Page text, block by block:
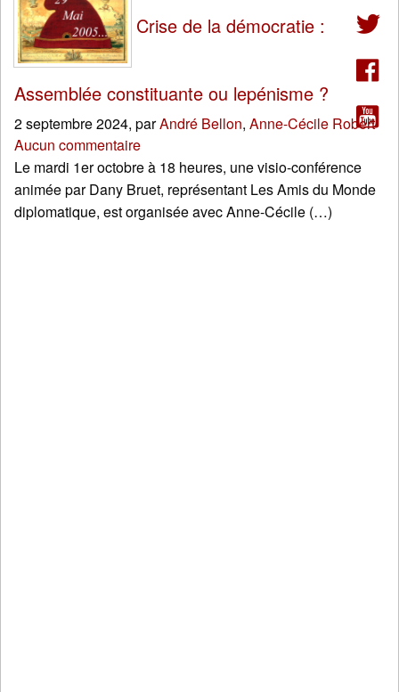
Crise de la démocratie :
Assemblée constituante ou lepénisme ?
2 septembre 2024, parAndré Bellon, Anne-Cécile Robert
Aucun commentaire
Le mardi 1er octobre à 18 heures, une visio-conférence
animée par Dany Bruet, représentant Les Amis du Monde
diplomatique, est organisée avec Anne-Cécile (…)